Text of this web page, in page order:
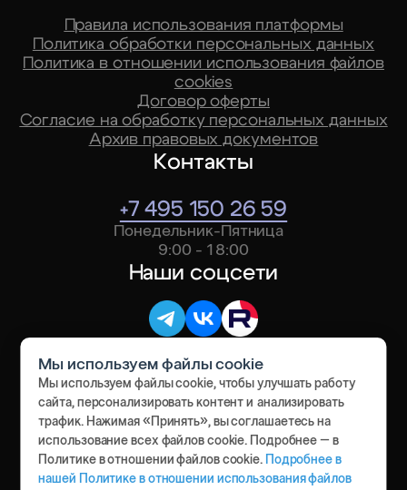
Индивидуальный отчёт По запросу
Индивидуальный
По запросу
Правила использования платформы
Политика обработки персональных данных
Политика в отношении использования файлов
cookies
Договор оферты
Согласие на обработку персональных данных
Архив правовых документов
Контакты
+7 495 150 26 59
Понедельник-Пятница
9:00 - 18:00
Наши соцсети
Резидент Сколково с 2019 года
Мы используем файлы cookie
Мы используем файлы cookie, чтобы улучшать работу
сайта, персонализировать контент и анализировать
трафик. Нажимая «Принять», вы соглашаетесь на
использование всех файлов cookie. Подробнее – в
Политике в отношении файлов cookie.
Подробнее в
нашей Политике в отношении использования файлов